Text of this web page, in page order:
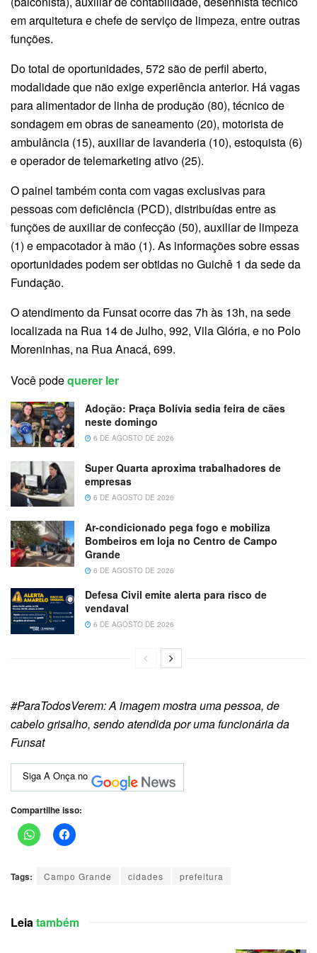
em arquitetura e chefe de serviço de limpeza, entre outras
funções.
Do total de oportunidades, 572 são de perfil aberto,
modalidade que não exige experiência anterior. Há vagas
para alimentador de linha de produção (80), técnico de
sondagem em obras de saneamento (20), motorista de
ambulância (15), auxiliar de lavanderia (10), estoquista (6)
e operador de telemarketing ativo (25).
O painel também conta com vagas exclusivas para
pessoas com deficiência (PCD), distribuídas entre as
funções de auxiliar de confecção (50), auxiliar de limpeza
(1) e empacotador à mão (1). As informações sobre essas
oportunidades podem ser obtidas no Guichê 1 da sede da
Fundação.
O atendimento da Funsat ocorre das 7h às 13h, na sede
localizada na Rua 14 de Julho, 992, Vila Glória, e no Polo
Moreninhas, na Rua Anacá, 699.
Você podequerer ler
Adoção: Praça Bolívia sedia feira de cães
neste domingo
6 DE AGOSTO DE 2026
Super Quarta aproxima trabalhadores de
empresas
6 DE AGOSTO DE 2026
Ar-condicionado pega fogo e mobiliza
Bombeiros em loja no Centro de Campo
Grande
6 DE AGOSTO DE 2026
Defesa Civil emite alerta para risco de
vendaval
6 DE AGOSTO DE 2026
#ParaTodosVerem: A imagem mostra uma pessoa, de
cabelo grisalho, sendo atendida por uma funcionária da
Funsat
Siga A Onça no
Compartilhe isso:
Tags: Campo Grande cidades prefeitura
Leia também